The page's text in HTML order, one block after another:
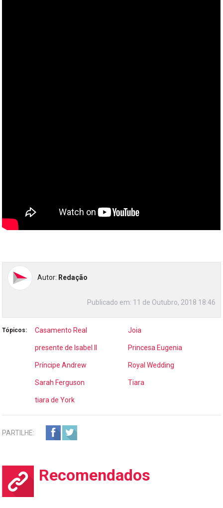
Autor: Redação
Publicado em: 11 de Outubro, 2018 18:46
Tópicos: Casamento Real Joia
presente de Isabel II Princesa Eugenia
Príncipe Andrew Royal Wedding
Sarah Ferguson Tiara
tiara de York
PARTILHE:
Recomendados